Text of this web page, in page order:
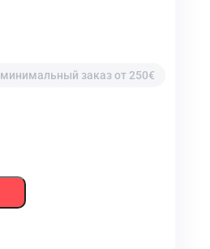
минимальный заказ от 250€